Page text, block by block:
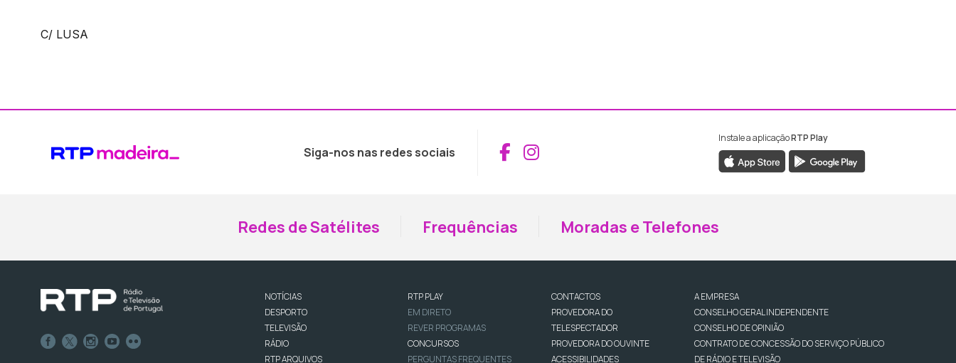
C/ LUSA
Siga-nos nas redes sociais Aceder ao Facebook da RTP Madeira
Aceder ao Instagram da RTP Madeira
Instale a aplicaçãoRTP Play
Redes de Satélites Frequências Moradas e Telefones
NOTÍCIAS
DESPORTO
TELEVISÃO
RÁDIO
RTP ARQUIVOS
RTP PLAY
EM DIRETO
REVER PROGRAMAS
CONCURSOS
PERGUNTAS FREQUENTES
CONTACTOS
PROVEDORA DO
TELESPECTADOR
PROVEDORA DO OUVINTE
ACESSIBILIDADES
A EMPRESA
CONSELHO GERAL INDEPENDENTE
CONSELHO DE OPINIÃO
CONTRATO DE CONCESSÃO DO SERVIÇO PÚBLICO
DE RÁDIO E TELEVISÃO